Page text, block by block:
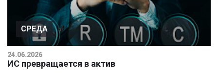
СРЕДА
24.06.2026
ИС превращается в актив